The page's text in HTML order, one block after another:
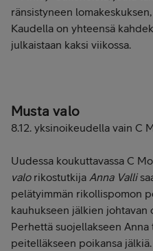
ränsistyneen
Kaudella on yhteensä
julkaistaan kaksi viikossa.
Musta valo
8.12. yksinoikeudella vain C
Uudessa koukuttavassa C
valo rikostutkija Anna Valli
pelätyimmän rikollispomon
kauhukseen jälkien johtavan
Perhettä suojellakseen Anna
peitelläkseen poikansa